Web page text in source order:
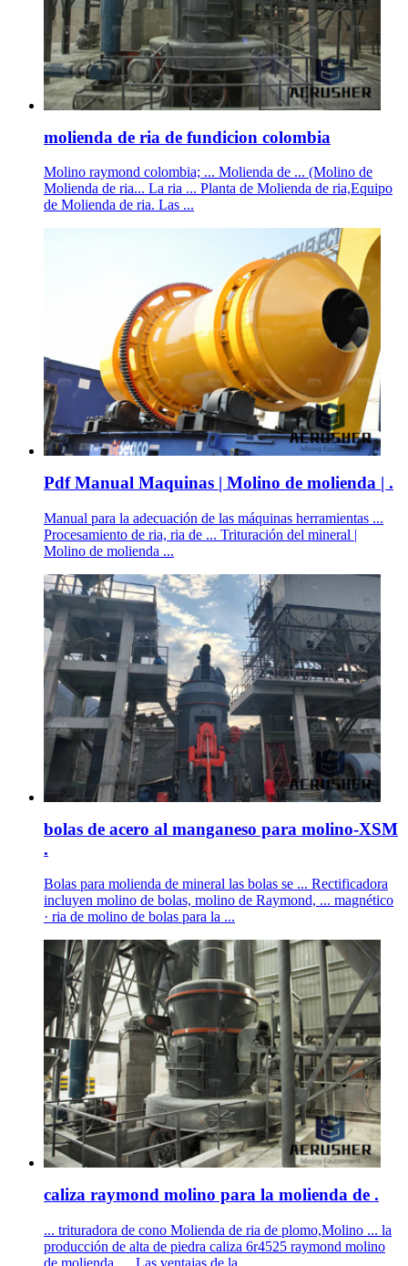
molienda de ria de fundicion colombia
Molino raymond colombia; ... Molienda de ... (Molino de
Molienda de ria... La ria ... Planta de Molienda de ria,Equipo
de Molienda de ria. Las ...
Pdf Manual Maquinas | Molino de molienda | .
Manual para la adecuación de las máquinas herramientas ...
Procesamiento de ria, ria de ... Trituración del mineral |
Molino de molienda ...
bolas de acero al manganeso para molino-XSM
.
Bolas para molienda de mineral las bolas se ... Rectificadora
incluyen molino de bolas, molino de Raymond, ... magnético
· ria de molino de bolas para la ...
caliza raymond molino para la molienda de .
... trituradora de cono Molienda de ria de plomo,Molino ... la
producción de alta de piedra caliza 6r4525 raymond molino
de molienda, ... Las ventajas de la ...